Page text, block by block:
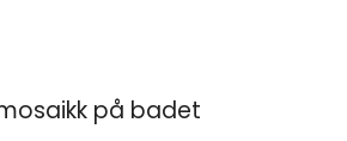
på badet